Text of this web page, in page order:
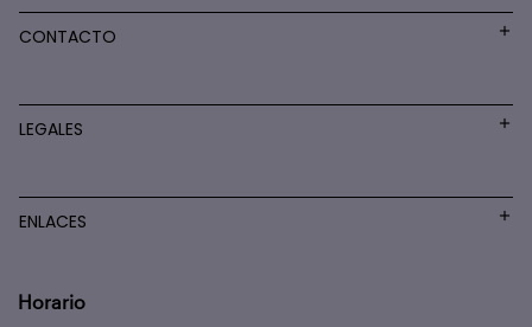
CONTACTO
LEGALES
ENLACES
Horario